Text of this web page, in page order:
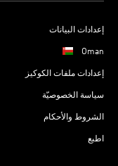
إعدادات البيانات
Oman
إعدادات ملفات الكوكيز
سياسة الخصوصيّة
الشروط والأحكام
اطبع